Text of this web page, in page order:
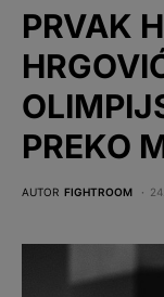
PRVAK
PREKO
AUTOR FIGHTROOM